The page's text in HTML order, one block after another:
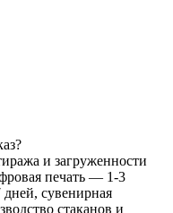
и загруженности
печать — 1-3
сувенирная
стаканов и